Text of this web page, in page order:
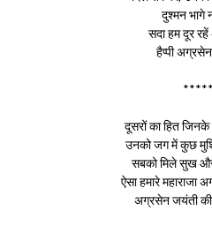
दुश्मन भागे
सदा हम दूर रहें
हैप्पी
*****
दूसरों का हित
उनको जग में कुछ
सबको मिले सुख
ऐसा हमारे महाराजा
अग्रसेन जयंती